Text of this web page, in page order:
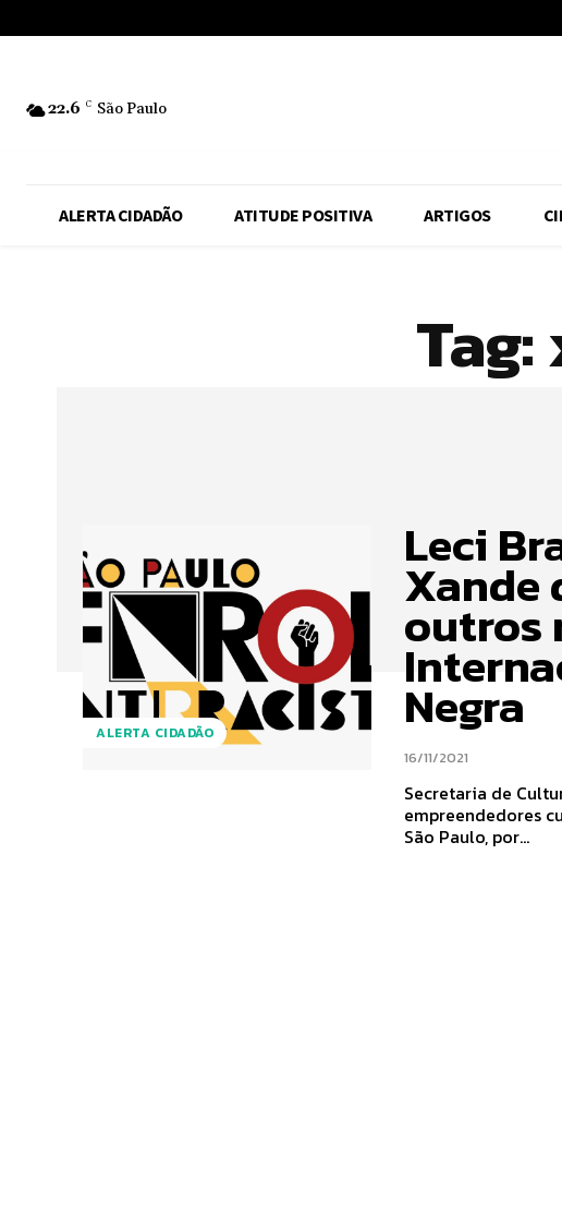
22.6 C São Paulo
ALERTA CIDADÃO ATITUDE POSITIVA ARTIGOS
Tag:
ALERTA CIDADÃO
Leci
Xande
outros
Negra
16/11/2021
Secretaria de
empreendedores
São Paulo, por...